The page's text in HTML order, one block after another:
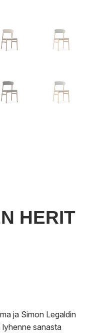
HERIT
ja Simon Legaldin
sanasta